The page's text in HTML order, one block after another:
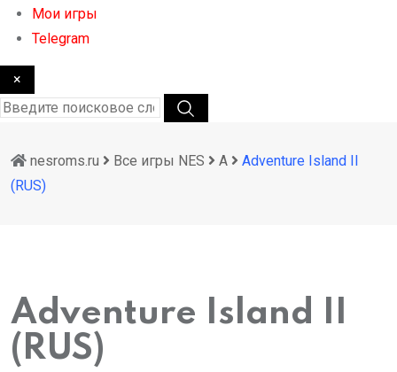
Мои игры
Telegram
×
nesroms.ru Все игры NES A
Adventure Island II
(RUS)
Adventure Island II
(RUS)